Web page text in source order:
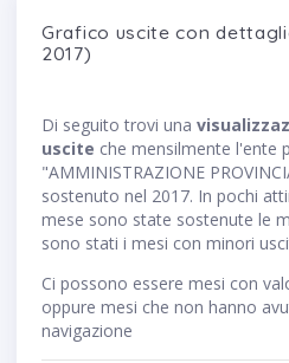
Grafico uscite con
2017)
Di seguito trovi una
uscite che mensilmente l'ente
"AMMINISTRAZIONE
sostenuto nel 2017. In pochi
mese sono state sostenute le
sono stati i mesi con minori
Ci possono essere mesi con
oppure mesi che non hanno
navigazione